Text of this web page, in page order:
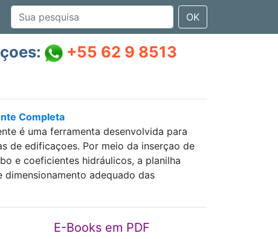
OK
+55 62 9 8513
Completa
é uma ferramenta desenvolvida para
de edificaçoes. Por meio da inserçao de
e coeficientes hidráulicos, a planilha
adequado das
E-Books em PDF